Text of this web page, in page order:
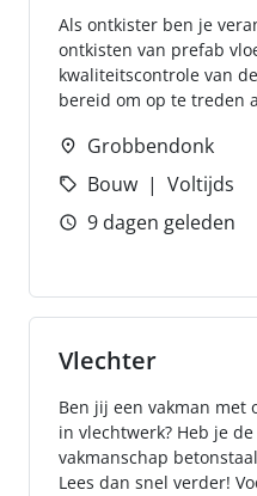
Als ontkister ben je
ontkisten van prefab
kwaliteitscontrole van
bereid om op te treden
Grobbendonk
Bouw
Voltijds
9 dagen geleden
Vlechter
Ben jij een vakman met
in vlechtwerk? Heb je
vakmanschap
Lees dan snel verder!